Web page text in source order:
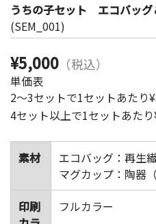
うちの子セット エコバッグ
(SEM_001)
¥5,000 （税込）
単価表
2～3セットで1セットあたり
4セット以上で1セットあたり
素材
エコバッグ：再生
マグカップ：陶器
印刷
フルカラー